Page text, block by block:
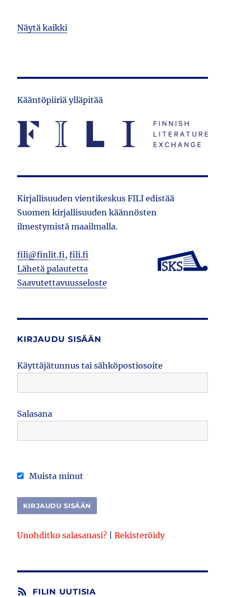
Näytä kaikki
Kääntöpiiriä ylläpitää
Kirjallisuuden vientikeskus FILI edistää
Suomen kirjallisuuden käännösten
ilmestymistä maailmalla.
fili@finlit.fi,fili.fi
Lähetä palautetta
Saavutettavuusseloste
KIRJAUDU SISÄÄN
Käyttäjätunnus tai sähköpostiosoite
Salasana
Muista minut
Unohditko salasanasi? |Rekisteröidy
FILIN UUTISIA